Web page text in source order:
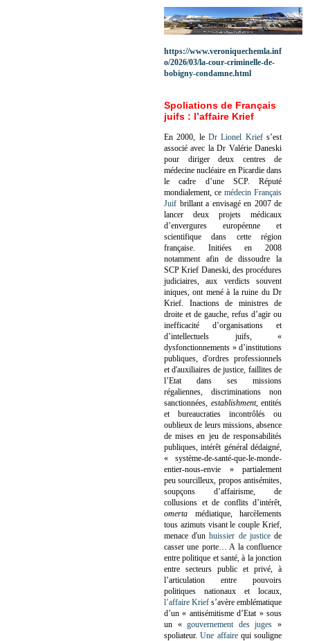
https://www.veroniquechemla.inf
o/2026/03/la-cour-criminelle-de-
bobigny-condamne.html
Spoliations de Français
juifs : l’affaire Krief
En 2000, le Dr Lionel Kriefs’est
associé avec la Dr Valérie Daneski
pour diriger deux centres de
médecine nucléaire en Picardie dans
le cadre d’une SCP. Réputé
mondialement, ce médecin Français
Juif brillant a envisagé en 2007 de
lancer deux projets médicaux
d’envergures européenne et
scientifique dans cette région
française. Initiées en 2008
notamment afin de dissoudre la
SCP Krief Daneski, des procédures
judiciaires, aux verdicts souvent
iniques, ont mené à la ruine du Dr
Krief. Inactions de ministres de
droite et de gauche, refus d’agir ou
inefficacité d’organisations et
d’intellectuels juifs, «
dysfonctionnements » d’institutions
publiques, d'ordres professionnels
et d'auxiliaires de justice, faillites de
l’Etat dans ses missions
régaliennes, discriminations non
sanctionnées, establishment, entités
et bureaucraties incontrôlés ou
oublieux de leurs missions, absence
de mises en jeu de responsabilités
publiques, intérêt général dédaigné,
« système-de-santé-que-le-monde-
entier-nous-envie » partialement
peu sourcilleux, propos antisémites,
soupçons d’affairisme, de
collusions et de conflits d’intérêt,
omerta médiatique, harcèlements
tous azimuts visant le couple Krief,
menace d'unhuissier de justicede
casser une porte… A la confluence
entre politique et santé, à la jonction
entre secteurs public et privé, à
l’articulation entre pouvoirs
politiques nationaux et locaux,
l’affaire Krief s’avère emblématique
d’un « antisémitisme d’Etat » sous
un «gouvernement des juges »
spoliateur.Une affairequi souligne